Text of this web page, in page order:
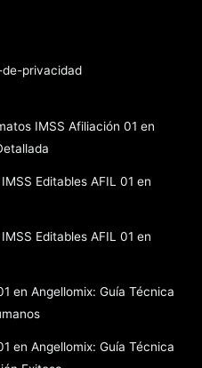
privacidad
IMSS Afiliación 01 en
Editables AFIL 01 en
Editables AFIL 01 en
en Angellomix: Guía Técnica
en Angellomix: Guía Técnica